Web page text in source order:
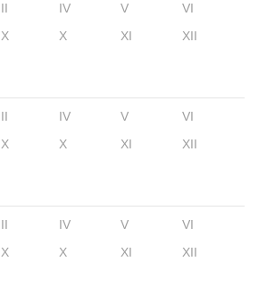
IV V
VI
X XI XII
IV V
VI
X XI XII
IV V
VI
X XI XII